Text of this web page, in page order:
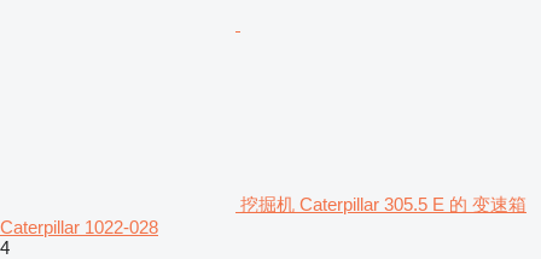
挖掘机 Caterpillar 305.5 E 的 变速箱
Caterpillar 1022-028
4